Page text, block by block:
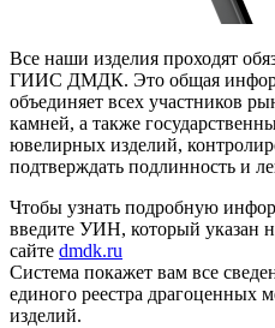
Все наши изделия проходят
ГИИС ДМДК. Это общая
объединяет всех участников
камней, а также
ювелирных изделий,
подтверждать подлинность и
Чтобы узнать подробную
введите УИН, который указан
сайте dmdk.ru
Система покажет вам все
единого реестра драгоценных
изделий.